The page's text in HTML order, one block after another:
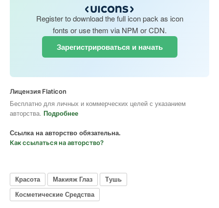
Register to download the full icon pack as icon
fonts or use them via NPM or CDN.
Зарегистрироваться и начать
Лицензия Flaticon
Бесплатно для личных и коммерческих целей с указанием
авторства. Подробнее
Ссылка на авторство обязательна.
Как ссылаться на авторство?
Красота Макияж Глаз
Тушь
Косметические Средства